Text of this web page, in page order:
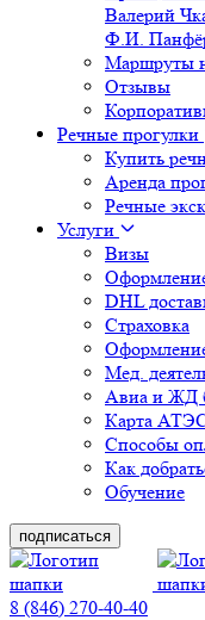
Валерий
Ф.И.
Маршруты
Отзывы
Речные прогулки
Купить
Аренда
Речные
Услуги
Визы
DHL
Страховка
Мед.
Авиа и ЖД
Карта
Способы
Как
Обучение
подписаться
8 (846) 270-40-40